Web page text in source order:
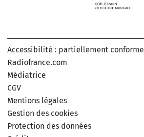
Accessibilité : partiellement conforme
Radiofrance.com
Médiatrice
CGV
Mentions légales
Gestion des cookies
Protection des données